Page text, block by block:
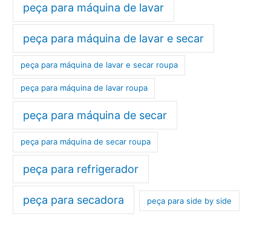
peça para máquina de lavar
peça para máquina de lavar e secar
peça para máquina de lavar e secar roupa
peça para máquina de lavar roupa
peça para máquina de secar
peça para máquina de secar roupa
peça para refrigerador
peça para secadora peça para side by side